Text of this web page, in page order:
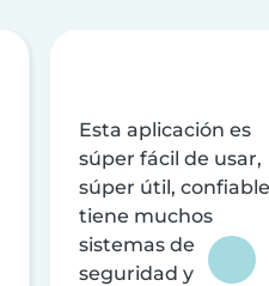
Esta aplicación es
súper fácil de usar,
súper útil,
tiene muchos
sistemas de
seguridad y